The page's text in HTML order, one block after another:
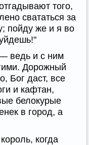
того,
свататься за
пойду же и я во
— ведь и с ним
Дорожный
Бог даст, все
и кафтан,
белокурые
в город, а
когда